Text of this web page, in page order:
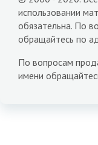
использовании
обязательна. По
обращайтесь по
По вопросам
имени